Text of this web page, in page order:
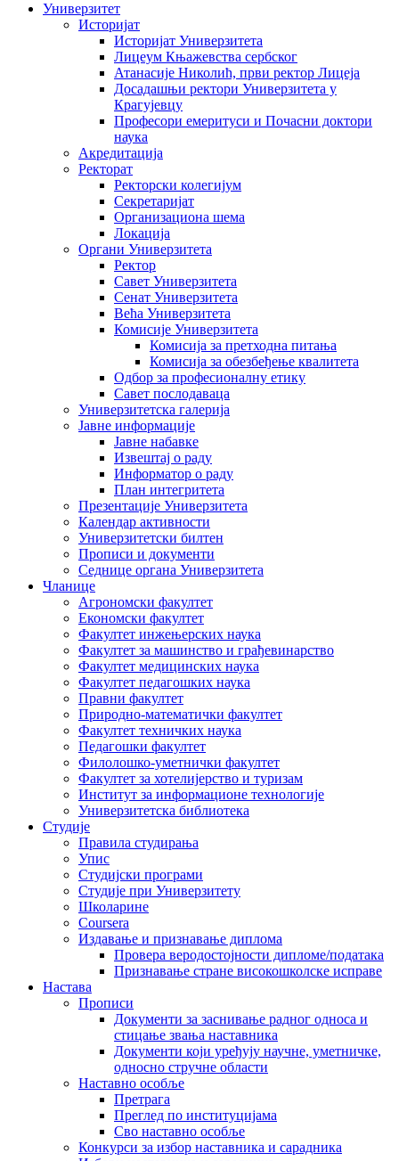
Универзитет
Историјат
Историјат Универзитета
Лицеум Књажевства сербског
Атанасије Николић, први ректор Лицеја
Досадашњи ректори Универзитета у
Крагујевцу
Професори емеритуси и Почасни доктори
наука
Акредитација
Ректорат
Ректорски колегијум
Секретаријат
Организациона шема
Локација
Органи Универзитета
Ректор
Савет Универзитета
Сенат Универзитета
Већа Универзитета
Комисије Универзитета
Комисија за претходна питања
Комисија за обезбеђење квалитета
Одбор за професионалну етику
Савет послодаваца
Универзитетска галерија
Јавне информације
Јавне набавке
Извештај о раду
Информатор о раду
План интегритета
Презентације Универзитета
Календар активности
Универзитетски билтен
Прописи и документи
Седнице органа Универзитета
Чланице
Агрономски факултет
Економски факултет
Факултет инжењерских наука
Факултет за машинство и грађевинарство
Факултет медицинских наука
Факултет педагошких наука
Правни факултет
Природно-математички факултет
Факултет техничких наука
Педагошки факултет
Филолошко-уметнички факултет
Факултет за хотелијерство и туризам
Институт за информационе технологије
Универзитетска библиотека
Студије
Правила студирања
Упис
Студијски програми
Студије при Универзитету
Школарине
Coursera
Издавање и признавање диплома
Провера веродостојности дипломе/података
Признавање стране високошколске исправе
Настава
Прописи
Документи за заснивање радног односа и
стицање звања наставника
Документи који уређују научне, уметничке,
односно стручне области
Наставно особље
Претрага
Преглед по институцијама
Сво наставно особље
Конкурси за избор наставника и сарадника